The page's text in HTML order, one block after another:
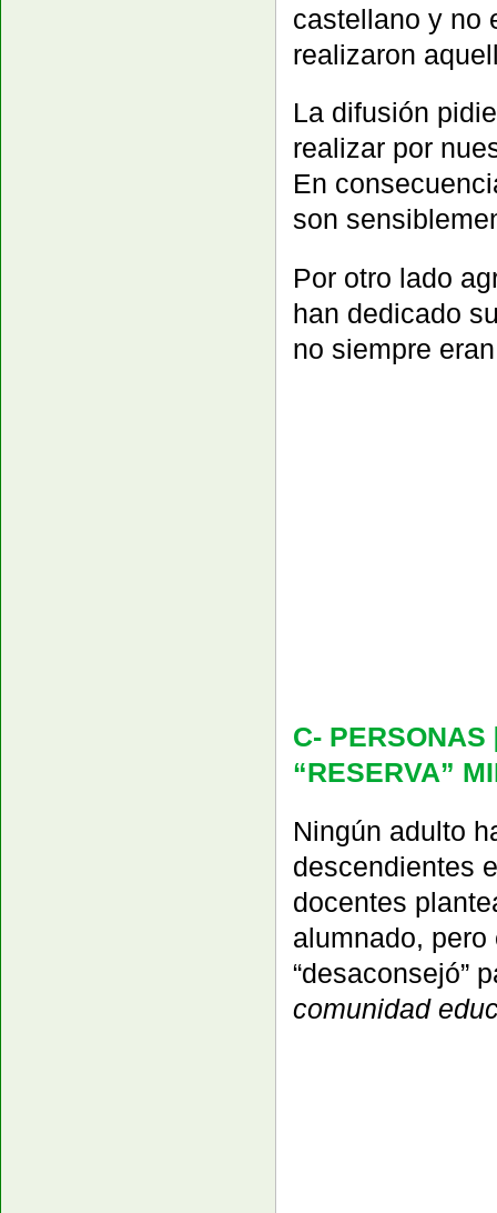
castellano y no
realizaron
La difusión
realizar por
En
son
Por otro lado
han dedicado
no siempre
C-
“RESERVA”
Ningún adulto
descendientes
docentes
alumnado,
“desaconsejó”
comunidad